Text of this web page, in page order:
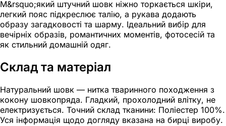
М&rsquo;який штучний шовк ніжно торкається шкіри,
легкий пояс підкреслює талію, а рукава додають
образу загадковості та шарму. Ідеальний вибір для
вечірніх образів, романтичних моментів, фотосесій та
як стильний домашній одяг.
Склад та матеріал
Натуральний шовк — нитка тваринного походження з
кокону шовкопряда. Гладкий, прохолодний влітку, не
електризується. Точний склад тканини: Поліестер 100%.
Уся інформація щодо догляду вказана на бирці виробу.